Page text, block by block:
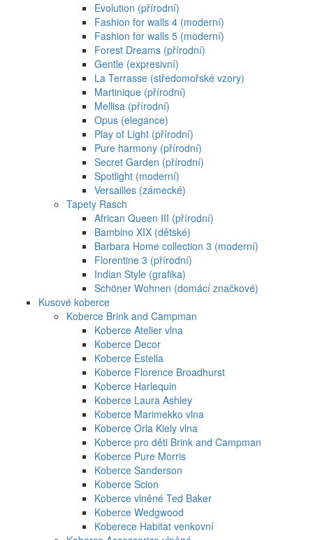
Evolution (přírodní)
Fashion for walls 4 (moderní)
Fashion for walls 5 (moderní)
Forest Dreams (přírodní)
Gentle (expresivní)
La Terrasse (středomořské vzory)
Martinique (přírodní)
Mellisa (přírodní)
Opus (elegance)
Play of Light (přírodní)
Pure harmony (přírodní)
Secret Garden (přírodní)
Spotlight (moderní)
Versailles (zámecké)
Tapety Rasch
African Queen III (přírodní)
Bambino XIX (dětské)
Barbara Home collection 3 (moderní)
Florentine 3 (přírodní)
Indian Style (grafika)
Schöner Wohnen (domácí značkové)
Kusové koberce
Koberce Brink and Campman
Koberce Atelier vlna
Koberce Decor
Koberce Estella
Koberce Florence Broadhurst
Koberce Harlequin
Koberce Laura Ashley
Koberce Marimekko vlna
Koberce Orla Kiely vlna
Koberce pro děti Brink and Campman
Koberce Pure Morris
Koberce Sanderson
Koberce Scion
Koberce vlněné Ted Baker
Koberce Wedgwood
Koberece Habitat venkovní